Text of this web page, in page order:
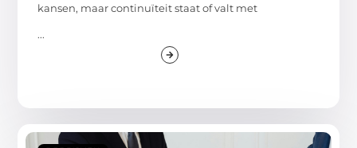
kansen, maar continuïteit staat of valt met
...